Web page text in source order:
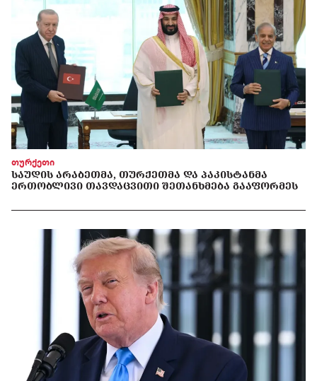
თურქეთი
ᲡᲐᲣᲓᲘᲡ ᲐᲠᲐᲑᲔᲗᲛᲐ, ᲗᲣᲠᲥᲔᲗᲛᲐ ᲓᲐ ᲞᲐᲙᲘᲡᲢᲐᲜᲛᲐ
ᲔᲠᲗᲝᲑᲚᲘᲕᲘ ᲗᲐᲕᲓᲐᲪᲕᲘᲗᲘ ᲨᲔᲗᲐᲜᲮᲛᲔᲑᲐ ᲒᲐᲐᲤᲝᲠᲛᲔᲡ